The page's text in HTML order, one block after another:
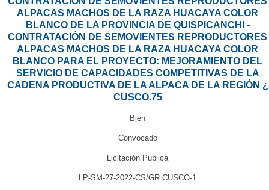
ALPACAS MACHOS DE LA RAZA HUACAYA COLOR
BLANCO DE LA PROVINCIA DE QUISPICANCHI -
CONTRATACIÓN DE SEMOVIENTES REPRODUCTORES
ALPACAS MACHOS DE LA RAZA HUACAYA COLOR
BLANCO PARA EL PROYECTO: MEJORAMIENTO DEL
SERVICIO DE CAPACIDADES COMPETITIVAS DE LA
CADENA PRODUCTIVA DE LA ALPACA DE LA REGIÓN ¿
CUSCO.75
Bien
Convocado
Licitación Pública
LP-SM-27-2022-CS/GR CUSCO-1